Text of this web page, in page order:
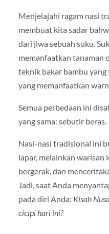
Menjelajahi ragam nasi
membuat kita sadar
dari jiwa sebuah suku.
memanfaatkan tanaman
teknik bakar bambu yang
yang memanfaatkan
Semua perbedaan ini
yang sama: sebutir beras.
Nasi-nasi tradisional ini
lapar, melainkan warisan
bergerak, dan
Jadi, saat Anda
pada diri Anda: Kisah
cicipi hari ini?